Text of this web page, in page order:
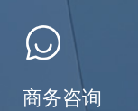
商务咨询